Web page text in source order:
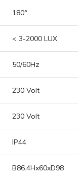
180°
< 3-2000 LUX
50/60Hz
230 Volt
230 Volt
IP44
B86.4Hx60xD98